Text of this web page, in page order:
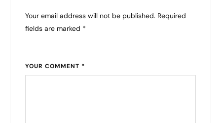
Your email address will not be published. Required
fields are marked *
YOUR COMMENT *